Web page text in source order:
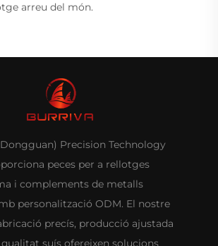
arreu del món.
Precision Technology
peces per a rellotges
i complements de metalls
personalització ODM. El nostre
precís, producció ajustada
suís ofereixen solucions